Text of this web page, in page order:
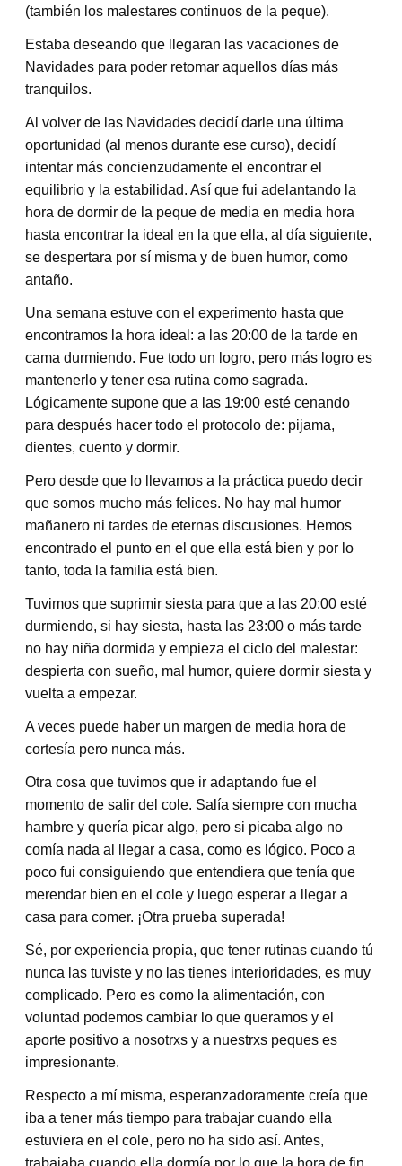
(también los malestares continuos de la peque).
Estaba deseando que llegaran las vacaciones de
Navidades para poder retomar aquellos días más
tranquilos.
Al volver de las Navidades decidí darle una última
oportunidad (al menos durante ese curso), decidí
intentar más concienzudamente el encontrar el
equilibrio y la estabilidad. Así que fui adelantando la
hora de dormir de la peque de media en media hora
hasta encontrar la ideal en la que ella, al día siguiente,
se despertara por sí misma y de buen humor, como
antaño.
Una semana estuve con el experimento hasta que
encontramos la hora ideal: a las 20:00 de la tarde en
cama durmiendo. Fue todo un logro, pero más logro es
mantenerlo y tener esa rutina como sagrada.
Lógicamente supone que a las 19:00 esté cenando
para después hacer todo el protocolo de: pijama,
dientes, cuento y dormir.
Pero desde que lo llevamos a la práctica puedo decir
que somos mucho más felices. No hay mal humor
mañanero ni tardes de eternas discusiones. Hemos
encontrado el punto en el que ella está bien y por lo
tanto, toda la familia está bien.
Tuvimos que suprimir siesta para que a las 20:00 esté
durmiendo, si hay siesta, hasta las 23:00 o más tarde
no hay niña dormida y empieza el ciclo del malestar:
despierta con sueño, mal humor, quiere dormir siesta y
vuelta a empezar.
A veces puede haber un margen de media hora de
cortesía pero nunca más.
Otra cosa que tuvimos que ir adaptando fue el
momento de salir del cole. Salía siempre con mucha
hambre y quería picar algo, pero si picaba algo no
comía nada al llegar a casa, como es lógico. Poco a
poco fui consiguiendo que entendiera que tenía que
merendar bien en el cole y luego esperar a llegar a
casa para comer. ¡Otra prueba superada!
Sé, por experiencia propia, que tener rutinas cuando tú
nunca las tuviste y no las tienes interioridades, es muy
complicado. Pero es como la alimentación, con
voluntad podemos cambiar lo que queramos y el
aporte positivo a nosotrxs y a nuestrxs peques es
impresionante.
Respecto a mí misma, esperanzadoramente creía que
iba a tener más tiempo para trabajar cuando ella
estuviera en el cole, pero no ha sido así. Antes,